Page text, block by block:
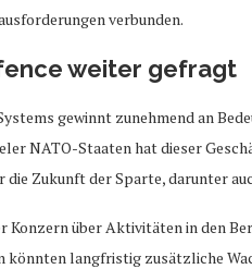
verbunden.
weiter gefragt
gewinnt zunehmend an
NATO-Staaten hat dieser
die Zukunft der Sparte, darunter
Konzern über Aktivitäten in den
langfristig zusätzliche